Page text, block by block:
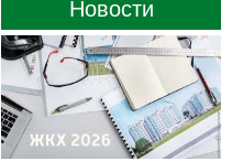
Новости